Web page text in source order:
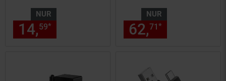
NUR
14,59* € Sternchen
NUR
62,71*